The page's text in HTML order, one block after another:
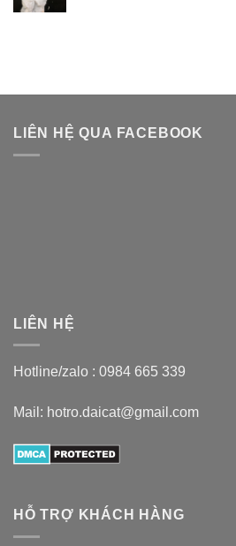
LIÊN HỆ QUA FACEBOOK
LIÊN HỆ
Hotline/zalo : 0984 665 339
Mail: hotro.daicat@gmail.com
HỖ TRỢ KHÁCH HÀNG